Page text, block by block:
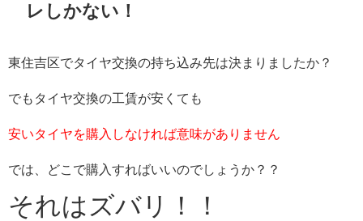
レしかない！
東住吉区でタイヤ交換の持ち込み先は決まりましたか？
でもタイヤ交換の工賃が安くても
安いタイヤを購入しなければ意味がありません
では、どこで購入すればいいのでしょうか？？
それはズバリ！！